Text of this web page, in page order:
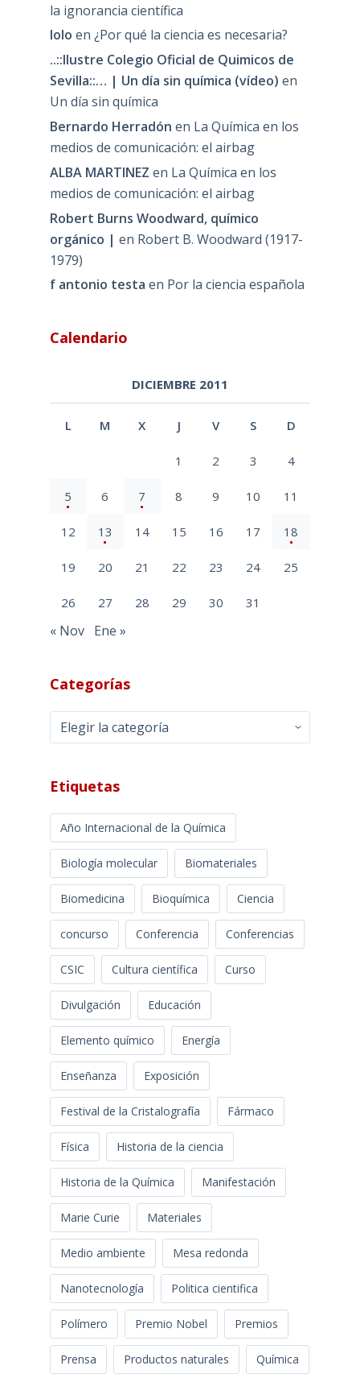
la ignorancia científica
lolo en ¿Por qué la ciencia es necesaria?
..::Ilustre Colegio Oficial de Quimicos de
Sevilla::… | Un día sin química (vídeo) en
Un día sin química
Bernardo Herradón en La Química en los
medios de comunicación: el airbag
ALBA MARTINEZ en La Química en los
medios de comunicación: el airbag
Robert Burns Woodward, químico
orgánico | en Robert B. Woodward (1917-
1979)
f antonio testa en Por la ciencia española
Calendario
DICIEMBRE 2011
L M X J V S D
1 2 3 4
5 6 7 8 9 10 11
12 13 14 15 16 17 18
19 20 21 22 23 24 25
26 27 28 29 30 31
« Nov Ene »
Categorías
Categorías
Etiquetas
Año Internacional de la Química
Biología molecular Biomateriales
Biomedicina Bioquímica Ciencia
concurso Conferencia Conferencias
CSIC Cultura científica Curso
Divulgación Educación
Elemento químico Energía
Enseñanza Exposición
Festival de la Cristalografía Fármaco
Física Historia de la ciencia
Historia de la Química Manifestación
Marie Curie Materiales
Medio ambiente Mesa redonda
Nanotecnología Politica cientifica
Polímero Premio Nobel Premios
Prensa Productos naturales Química